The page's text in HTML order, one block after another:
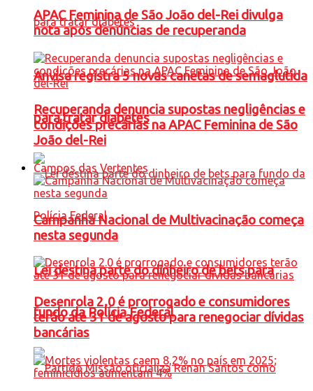
Anvisa registra 5 novas canetas de semaglutida
para tratar diabetes
Lei destina parte do dinheiro de bets para
fundo da Polícia Federal
APAC Feminina de São João del-Rei divulga
nota após denúncias de recuperanda
Recuperanda denuncia supostas negligências e
condições precárias na APAC Feminina de São
João del-Rei
Campos das Vertentes
Campanha Nacional de Multivacinação começa
nesta segunda
Desenrola 2.0 é prorrogado e consumidores
terão até 31 de agosto para renegociar dívidas
bancárias